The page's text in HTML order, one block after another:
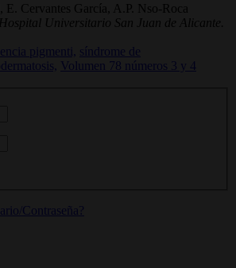
E. Cervantes García, A.P. Nso-Roca
Universitario San Juan de Alicante.
pigmenti,
síndrome de
Volumen 78 números 3 y 4
Contraseña?